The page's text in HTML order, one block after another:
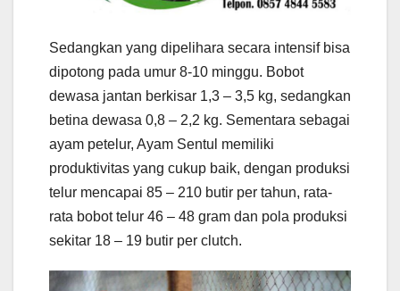
Sedangkan yang dipelihara secara intensif bisa
dipotong pada umur 8-10 minggu. Bobot
dewasa jantan berkisar 1,3 – 3,5 kg, sedangkan
betina dewasa 0,8 – 2,2 kg. Sementara sebagai
ayam petelur, Ayam Sentul memiliki
produktivitas yang cukup baik, dengan produksi
telur mencapai 85 – 210 butir per tahun, rata-
rata bobot telur 46 – 48 gram dan pola produksi
sekitar 18 – 19 butir per clutch.